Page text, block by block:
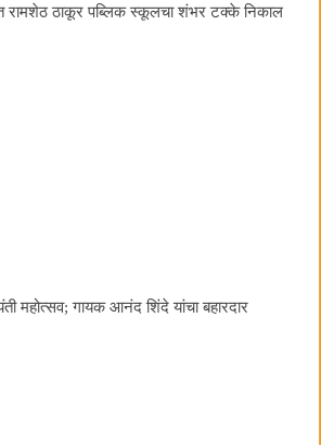
रामशेठ ठाकूर पब्लिक स्कूलचा शंभर टक्के निकाल
महोत्सव; गायक आनंद शिंदे यांचा बहारदार